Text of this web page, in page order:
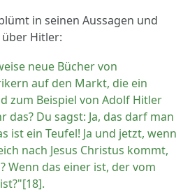
in seinen Aussagen und
über Hitler:
neue Bücher von
auf den Markt, die ein
zum Beispiel von Adolf Hitler
das? Du sagst: Ja, das darf man
ist ein Teufel! Ja und jetzt, wenn
nach Jesus Christus kommt,
Wenn das einer ist, der vom